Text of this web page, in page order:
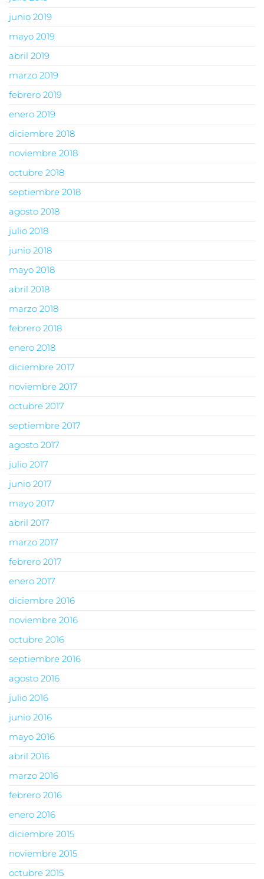
junio 2019
mayo 2019
abril 2019
marzo 2019
febrero 2019
enero 2019
diciembre 2018
noviembre 2018
octubre 2018
septiembre 2018
agosto 2018
julio 2018
junio 2018
mayo 2018
abril 2018
marzo 2018
febrero 2018
enero 2018
diciembre 2017
noviembre 2017
octubre 2017
septiembre 2017
agosto 2017
julio 2017
junio 2017
mayo 2017
abril 2017
marzo 2017
febrero 2017
enero 2017
diciembre 2016
noviembre 2016
octubre 2016
septiembre 2016
agosto 2016
julio 2016
junio 2016
mayo 2016
abril 2016
marzo 2016
febrero 2016
enero 2016
diciembre 2015
noviembre 2015
octubre 2015